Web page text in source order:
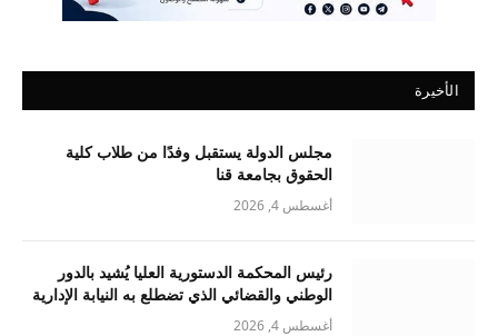
الأخيرة
مجلس الدولة يستقبل وفدًا من طلاب كلية
الحقوق بجامعة قنا
أغسطس 4, 2026
رئيس المحكمة الدستورية العليا يُشيد بالدور
الوطني والقضائي الذي تضطلع به النيابة الإدارية
أغسطس 4, 2026